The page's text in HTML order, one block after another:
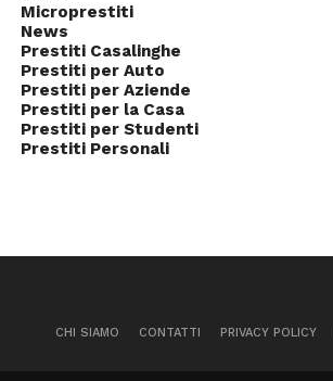
Microprestiti
News
Prestiti Casalinghe
Prestiti per Auto
Prestiti per Aziende
Prestiti per la Casa
Prestiti per Studenti
Prestiti Personali
CHI SIAMO CONTATTI PRIVACY POLICY